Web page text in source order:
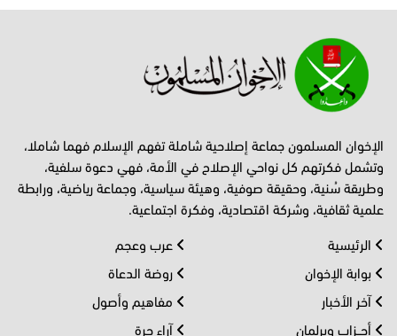
الإخوان المسلمون جماعة إصلاحية شاملة تفهم الإسلام فهما شاملا،
وتشمل فكرتهم كل نواحي الإصلاح في الأمة، فهي دعوة سلفية،
وطريقة سُنية، وحقيقة صوفية، وهيئة سياسية، وجماعة رياضية، ورابطة
علمية ثقافية، وشركة اقتصادية، وفكرة اجتماعية.
الرئيسية
بوابة الإخوان
آخر الأخبار
أحــزاب وبرلمان
عرب وعجم
روضة الدعاة
مفاهيم وأصول
آراء حرة